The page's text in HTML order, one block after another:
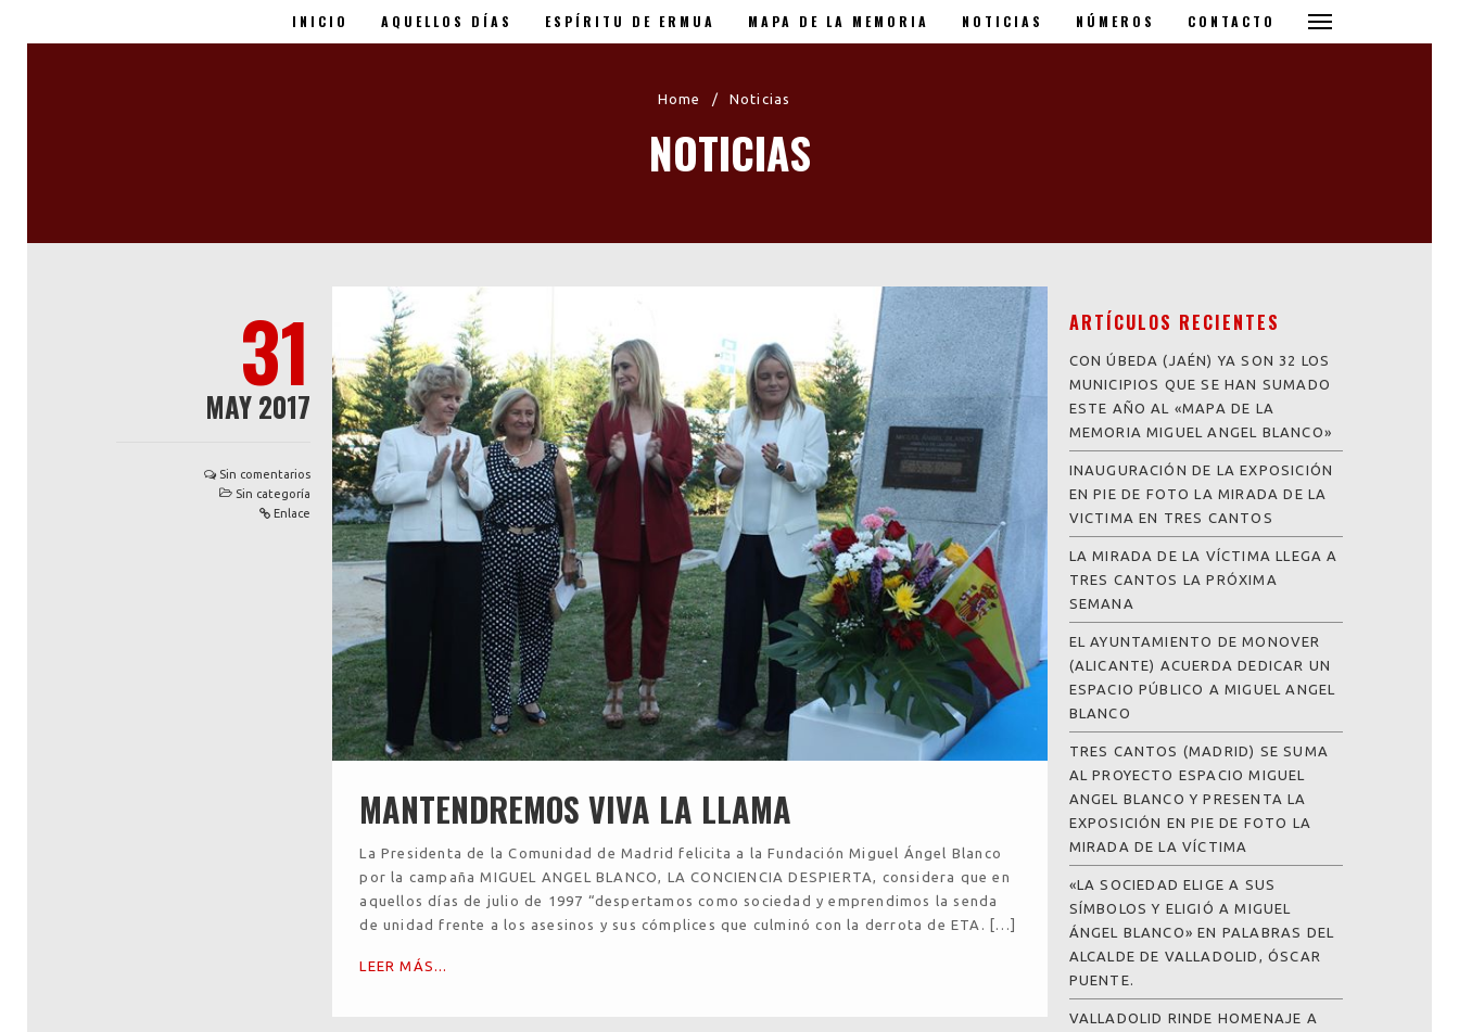
INICIO AQUELLOS DÍAS ESPÍRITU DE ERMUA MAPA DE LA MEMORIA NOTICIAS NÚMEROS CONTACTO
Miguel Ángel Blanco - XX Aniversario
Home / Noticias
NOTICIAS
31
MAY 2017
Sin comentarios
Sin categoría
Enlace
MANTENDREMOS VIVA LA LLAMA
La Presidenta de la Comunidad de Madrid felicita a la Fundación Miguel Ángel Blanco
por la campaña MIGUEL ANGEL BLANCO, LA CONCIENCIA DESPIERTA, considera que en
aquellos días de julio de 1997 “despertamos como sociedad y emprendimos la senda
de unidad frente a los asesinos y sus cómplices que culminó con la derrota de ETA. […]
LEER MÁS...
ARTÍCULOS RECIENTES
CON ÚBEDA (JAÉN) YA SON 32 LOS
MUNICIPIOS QUE SE HAN SUMADO
ESTE AÑO AL «MAPA DE LA
MEMORIA MIGUEL ANGEL BLANCO»
INAUGURACIÓN DE LA EXPOSICIÓN
EN PIE DE FOTO LA MIRADA DE LA
VICTIMA EN TRES CANTOS
LA MIRADA DE LA VÍCTIMA LLEGA A
TRES CANTOS LA PRÓXIMA
SEMANA
EL AYUNTAMIENTO DE MONOVER
(ALICANTE) ACUERDA DEDICAR UN
ESPACIO PÚBLICO A MIGUEL ANGEL
BLANCO
TRES CANTOS (MADRID) SE SUMA
AL PROYECTO ESPACIO MIGUEL
ANGEL BLANCO Y PRESENTA LA
EXPOSICIÓN EN PIE DE FOTO LA
MIRADA DE LA VÍCTIMA
«LA SOCIEDAD ELIGE A SUS
SÍMBOLOS Y ELIGIÓ A MIGUEL
ÁNGEL BLANCO» EN PALABRAS DEL
ALCALDE DE VALLADOLID, ÓSCAR
PUENTE.
VALLADOLID RINDE HOMENAJE A